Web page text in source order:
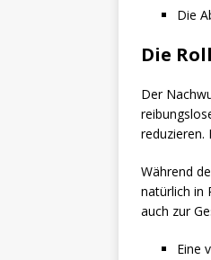
Die
Die
Der
reduzieren.
Während
natürlich in
auch zur
Eine